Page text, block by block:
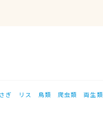
ぎ リス 鳥類 爬虫類 両生類